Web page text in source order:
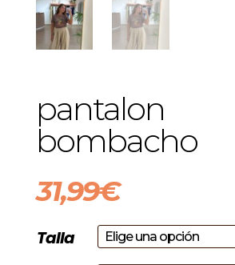
pantalon
bombacho
31,99€
Talla